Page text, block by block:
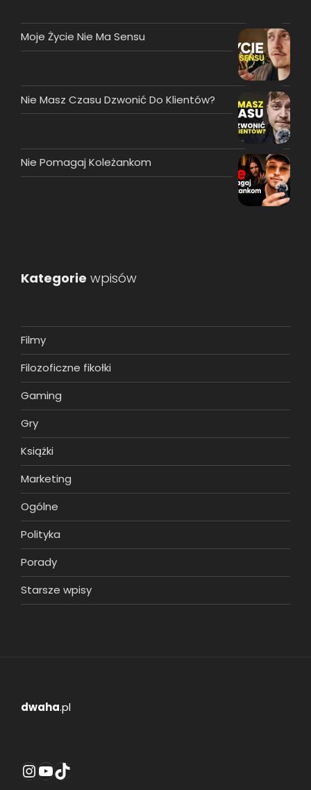
Moje Życie Nie Ma Sensu
Nie Masz Czasu Dzwonić Do Klientów?
Nie Pomagaj Koleżankom
Kategorie wpisów
Filmy
Filozoficzne fikołki
Gaming
Gry
Książki
Marketing
Ogólne
Polityka
Porady
Starsze wpisy
dwaha.pl
Instagram
YouTube
TikTok